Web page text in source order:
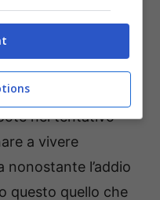
sembrerebbe che
invitato a Balmoral
lo scopo di far
nel tentativo
a vivere
l’addio
questo quello che